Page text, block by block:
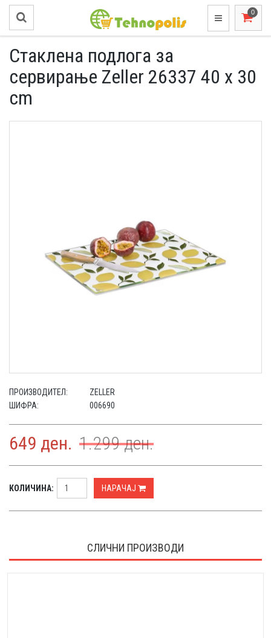
Стаклена подлога за
сервирање Zeller 26337 40 x 30
cm
ПРОИЗВОДИТЕЛ:
ZELLER
ШИФРА:
006690
649 ден. 1.299ден.
КОЛИЧИНА: НАРАЧАЈ
СЛИЧНИ ПРОИЗВОДИ